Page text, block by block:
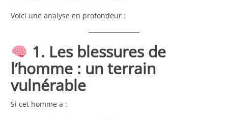
Voici une analyse en profondeur :
1. Les blessures de
l’homme : un terrain
vulnérable
Si cet homme a :